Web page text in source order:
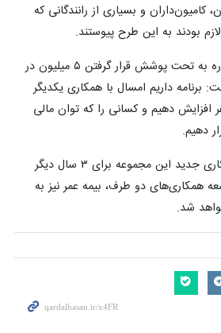
کامیون‌داران و بسیاری از رانندگانی که
بودند به این طرح پیوستند.
مدیرعامل بیمه دانا با اشاره به تحت پوشش قرار گرفتن ۵ میلیون در
برنامه داریم امسال با همکاری یکدیگر
۸ میلیون نفر افزایش دهیم و کسانی را که توان مالی
دهیم.
جعفری با بیان اینکه همکاری جدید این مجموعه برای ۳ سال دیگر
همکاری‌های دو طرف، بیمه عمر نیز به
شد.